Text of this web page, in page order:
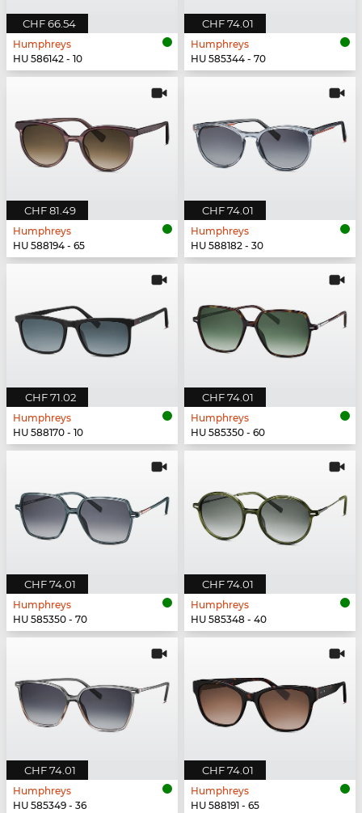
CHF 66.54
Humphreys
HU 586142 - 10
CHF 74.01
Humphreys
HU 585344 - 70
CHF 81.49
Humphreys
HU 588194 - 65
CHF 74.01
Humphreys
HU 588182 - 30
CHF 71.02
Humphreys
HU 588170 - 10
CHF 74.01
Humphreys
HU 585350 - 60
CHF 74.01
Humphreys
HU 585350 - 70
CHF 74.01
Humphreys
HU 585348 - 40
CHF 74.01
Humphreys
HU 585349 - 36
CHF 74.01
Humphreys
HU 588191 - 65